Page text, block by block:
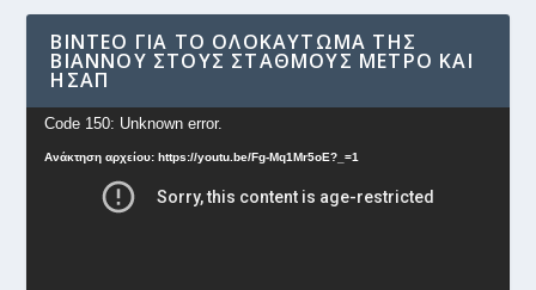
ΒΊΝΤΕΟ ΓΙΑ ΤΟ ΟΛΟΚΑΎΤΩΜΑ ΤΗΣ
ΒΙΆΝΝΟΥ ΣΤΟΥΣ ΣΤΑΘΜΟΎΣ ΜΕΤΡΟ ΚΑΙ
ΗΣΑΠ
Πρόγραμμα
Αναπαραγωγής
Code 150: Unknown error.
Ανάκτηση αρχείου: https://youtu.be/Fg-Mq1Mr5oE?_=1